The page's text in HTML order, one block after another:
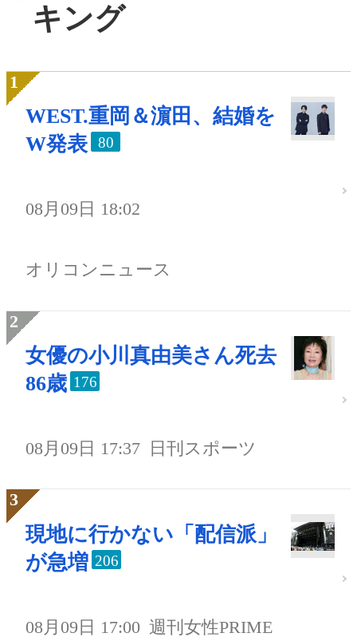
キング
WEST.重岡＆濵田、結婚を
W発表
80
08月09日 18:02
オリコンニュース
女優の小川真由美さん死去
86歳 176
08月09日 17:37 日刊スポーツ
現地に行かない「配信派」
が急増 206
08月09日 17:00 週刊女性PRIME